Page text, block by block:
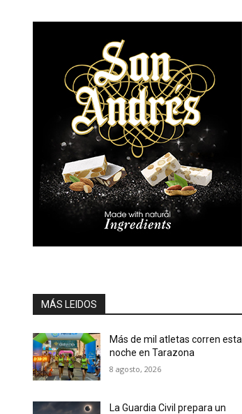
MÁS LEIDOS
Más de mil atletas corren esta
noche en Tarazona
8 agosto, 2026
La Guardia Civil prepara un